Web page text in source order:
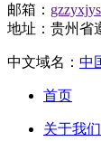
邮箱：
地址：贵州省
中文域名： 中
首页
关于我们